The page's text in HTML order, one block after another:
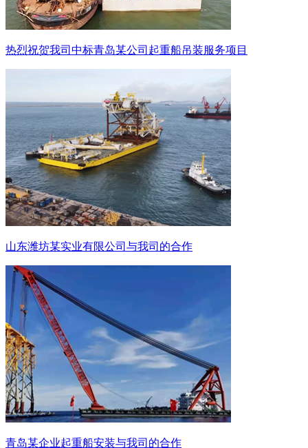
热烈祝贺我司中标青岛某公司起重船吊装服务项目
山东潍坊某实业有限公司与我司的合作
青岛某企业起重船安装与我司的合作